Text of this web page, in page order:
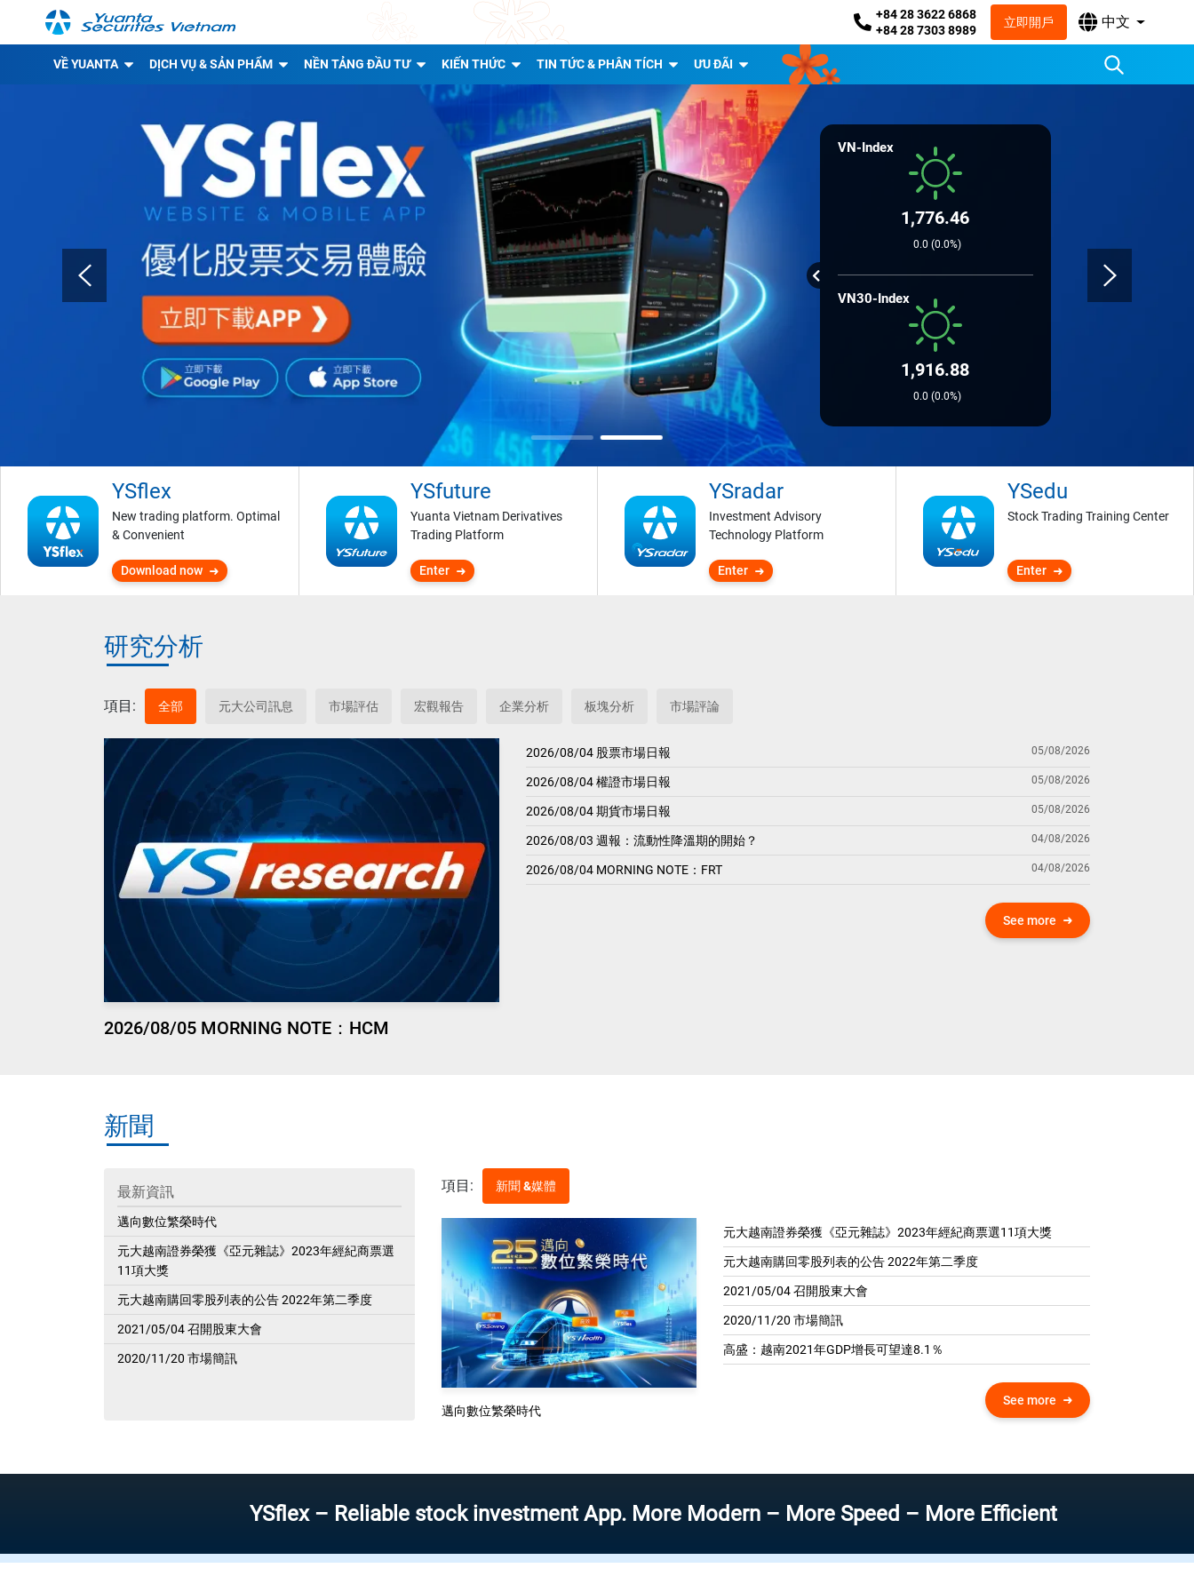
+84 28 3622 6868
+84 28 7303 8989
立即開戶 中文
VỀ YUANTA DỊCH VỤ & SẢN PHẨM NỀN TẢNG ĐẦU TƯ KIẾN THỨC TIN TỨC & PHÂN TÍCH ƯU ĐÃI
VN-Index
1,776.46
0.0 (0.0%)
VN30-Index
1,916.88
0.0 (0.0%)
YSflex
New trading platform. Optimal
& Convenient
Download now
YSfuture
Yuanta Vietnam Derivatives
Trading Platform
Enter
YSradar
Investment Advisory
Technology Platform
Enter
YSedu
Stock Trading Training Center
Enter
研究分析
項目: 全部 元大公司訊息 市場評估 宏觀報告 企業分析 板塊分析 市場評論
2026/08/05 MORNING NOTE：HCM
2026/08/04 股票市場日報 05/08/2026
2026/08/04 權證市場日報 05/08/2026
2026/08/04 期貨市場日報 05/08/2026
2026/08/03 週報：流動性降溫期的開始？ 04/08/2026
2026/08/04 MORNING NOTE：FRT 04/08/2026
See more
新聞
最新資訊
邁向數位繁榮時代
元大越南證券榮獲《亞元雜誌》2023年經紀商票選
11項大獎
元大越南購回零股列表的公告 2022年第二季度
2021/05/04 召開股東大會
2020/11/20 市場簡訊
項目: 新聞 &媒體
邁向數位繁榮時代
元大越南證券榮獲《亞元雜誌》2023年經紀商票選11項大獎
元大越南購回零股列表的公告 2022年第二季度
2021/05/04 召開股東大會
2020/11/20 市場簡訊
高盛：越南2021年GDP增​​長可望達8.1％
See more
YSflex – Reliable stock investment App. More Modern – More Speed – More Efficient